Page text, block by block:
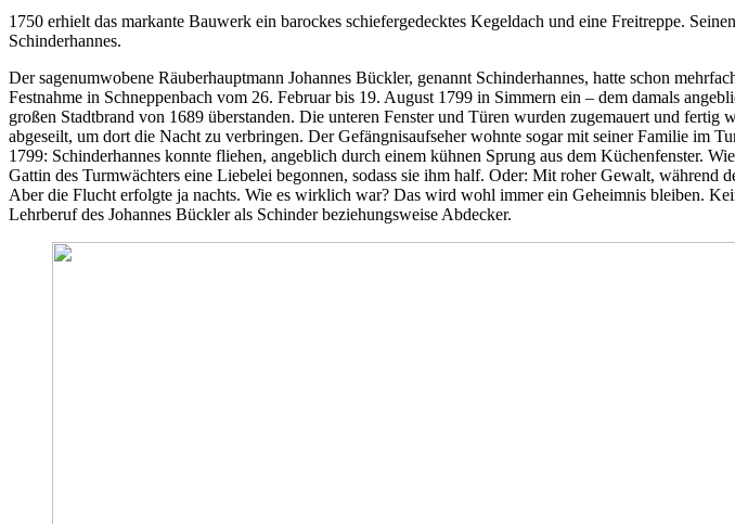
1750 erhielt das markante Bauwerk ein barockes schiefergedecktes Kegeldach und eine Freitreppe.
Schinderhannes.
Der sagenumwobene Räuberhauptmann Johannes Bückler, genannt Schinderhannes, hatte schon
Festnahme in Schneppenbach vom 26. Februar bis 19. August 1799 in Simmern ein – dem damals
großen Stadtbrand von 1689 überstanden. Die unteren Fenster und Türen wurden zugemauert und
abgeseilt, um dort die Nacht zu verbringen. Der Gefängnisaufseher wohnte sogar mit seiner Familie im
1799: Schinderhannes konnte fliehen, angeblich durch einem kühnen Sprung aus dem Küchenfenster.
Gattin des Turmwächters eine Liebelei begonnen, sodass sie ihm half. Oder: Mit roher Gewalt,
Aber die Flucht erfolgte ja nachts. Wie es wirklich war? Das wird wohl immer ein Geheimnis bleiben.
Lehrberuf des Johannes Bückler als Schinder beziehungsweise Abdecker.